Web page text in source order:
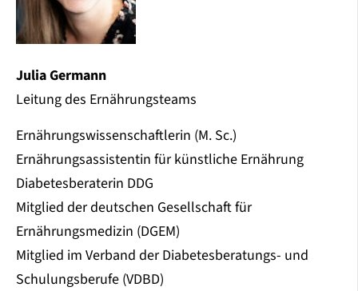
Julia Germann
Leitung des Ernährungsteams
Ernährungswissenschaftlerin (M. Sc.)
Ernährungsassistentin für künstliche Ernährung
Diabetesberaterin DDG
Mitglied der deutschen Gesellschaft für
Ernährungsmedizin (DGEM)
Mitglied im Verband der Diabetesberatungs- und
Schulungsberufe (VDBD)